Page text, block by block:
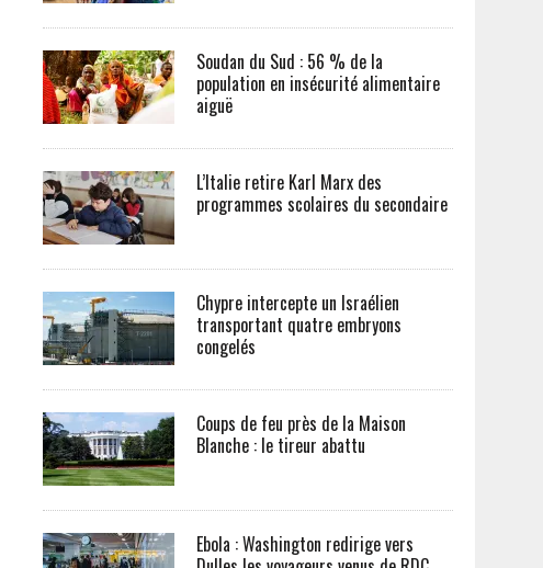
Soudan du Sud : 56 % de la
population en insécurité alimentaire
aiguë
L’Italie retire Karl Marx des
programmes scolaires du secondaire
Chypre intercepte un Israélien
transportant quatre embryons
congelés
Coups de feu près de la Maison
Blanche : le tireur abattu
Ebola : Washington redirige vers